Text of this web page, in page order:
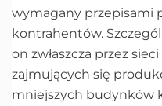
wymagany przepisami
kontrahentów.
on zwłaszcza przez
zajmujących się
mniejszych budynków